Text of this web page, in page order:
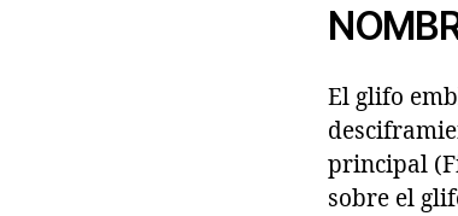
El glifo
principal
sobre el